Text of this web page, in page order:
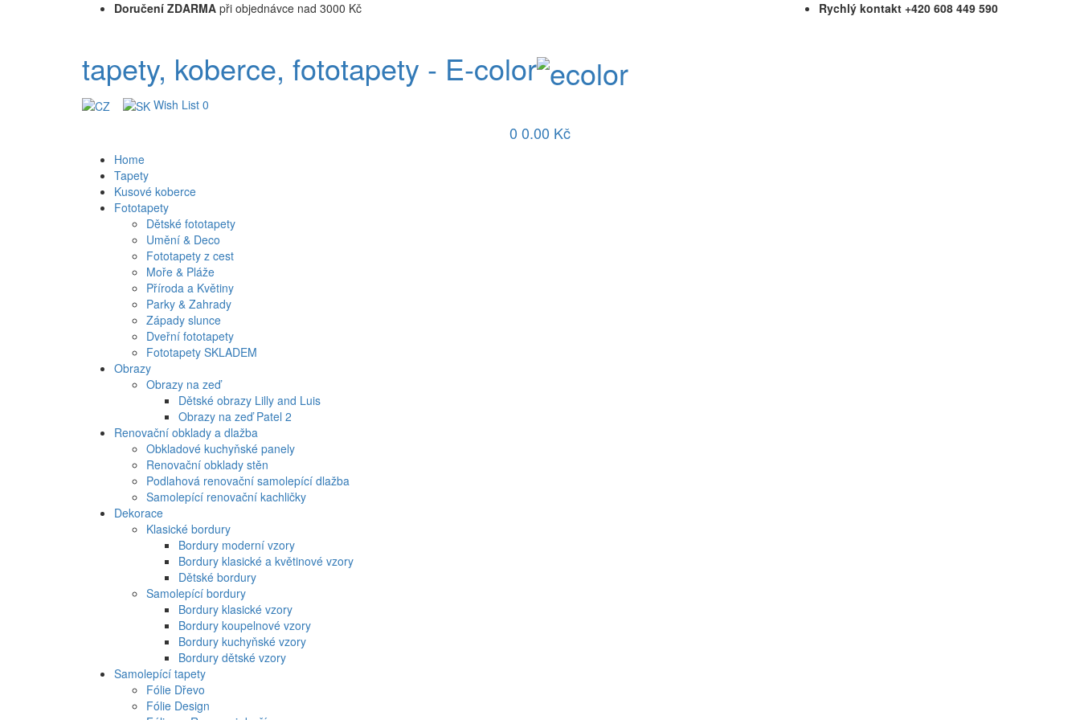
Doručení ZDARMA při objednávce nad 3000 Kč Rychlý kontakt +420 608 449 590
tapety, koberce, fototapety - E-color
Wish List 0
0 0.00 Kč
Home
Tapety
Kusové koberce
Fototapety
Dětské fototapety
Umění & Deco
Fototapety z cest
Moře & Pláže
Příroda a Květiny
Parky & Zahrady
Západy slunce
Dveřní fototapety
Fototapety SKLADEM
Obrazy
Obrazy na zeď
Dětské obrazy Lilly and Luis
Obrazy na zeď Patel 2
Renovační obklady a dlažba
Obkladové kuchyňské panely
Renovační obklady stěn
Podlahová renovační samolepící dlažba
Samolepící renovační kachličky
Dekorace
Klasické bordury
Bordury moderní vzory
Bordury klasické a květinové vzory
Dětské bordury
Samolepící bordury
Bordury klasické vzory
Bordury koupelnové vzory
Bordury kuchyňské vzory
Bordury dětské vzory
Samolepící tapety
Fólie Dřevo
Fólie Design